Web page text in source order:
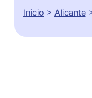
Inicio > Alicante